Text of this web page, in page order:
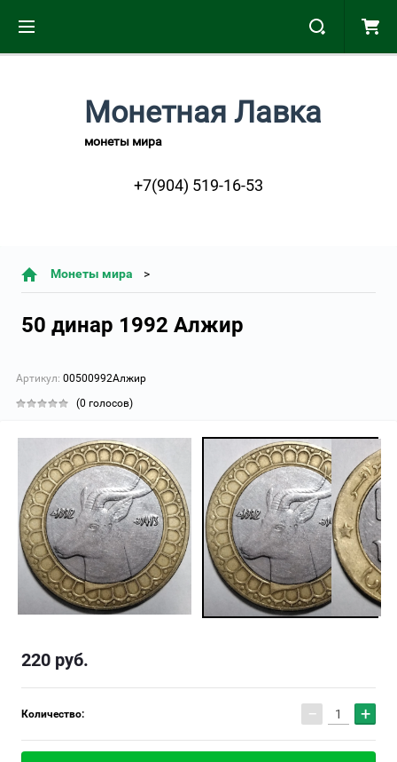
Монетная Лавка
монеты мира
+7(904) 519-16-53
Монеты мира
50 динар 1992 Алжир
Артикул: 00500992Алжир
(0 голосов)
220 руб.
Количество: − +